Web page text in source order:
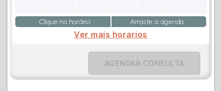
Clique no horário Arraste a agenda
Ver mais horarios
AGENDAR CONSULTA